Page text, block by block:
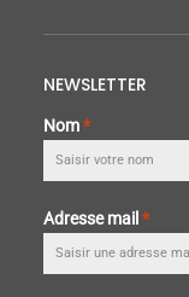
NEWSLETTER
Nom*
Adresse mail*